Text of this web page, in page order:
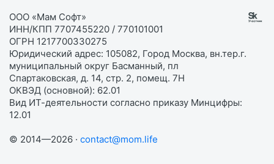
ООО «Мам Софт»
ИНН/КПП 7707455220 / 770101001
ОГРН 1217700330275
Юридический адрес: 105082, Город Москва, вн.тер.г.
муниципальный округ Басманный, пл
Спартаковская, д. 14, стр. 2, помещ. 7Н
ОКВЭД (основной): 62.01
Вид ИТ-деятельности согласно приказу Минцифры:
12.01
© 2014—2026 · contact@mom.life